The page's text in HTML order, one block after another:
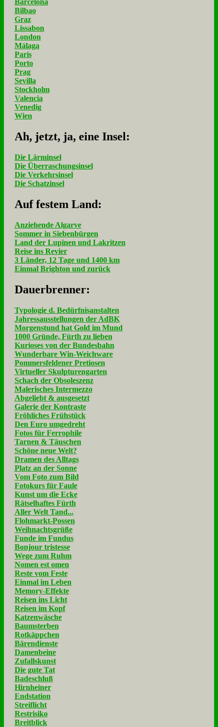
Barcelona
Bilbao
Graz
Lissabon
London
Málaga
Paris
Porto
Prag
Sevilla
Stockholm
Valencia
Venedig
Wien
Ah, jetzt, ja, ei­ne In­sel:
Die Lärminsel
Die Überraschungsinsel
Die Verkehrsinsel
Die Schatzinsel
Auf fe­stem Land:
Anziehende Algarve
Sommer in Siebenbürgen
Land der Lupinen und Lakritzen
Reise ins Revier
3 Länder, 12 Tage und 1400 km
Einmal Brighton und zurück
Dau­er­bren­ner:
Typologie d. Bedürfnisanstalten
Jahressausstellungen der AdBK
Morgenstund hat Gold im Mund
1000 Gründe, Fürth zu lieben
Kurioses von der Bundesbahn
Wunderbare Win-Weichware
Pommersfeldener Pretiosen
Virtueller Skulpturengarten
Schach der Obsoleszenz
Malerisches Intermezzo
Abgeliebt & ausgesetzt
Galerie der Kontraste
Fröhliches Frühstück
Den Euro umgedreht
Fotos für Ferrophile
Tarnen & Täuschen
Schöne neue Welt?
Dramen des Alltags
Platz an der Sonne
Vom Foto zum Bild
Fotokurs für Faule
Kunst um die Ecke
Rätselhaftes Fürth
Aller Welt Tand...
Flohmarkt-Possen
Weihnachtsgrüße
Funde im Fundus
Bonjour tristesse
Wege zum Ruhm
Nomen est omen
Reste vom Feste
Einmal im Leben
Memory-Effekte
Reisen ins Licht
Reisen im Kopf
Katzenwäsche
Baumsterben
Rotkäppchen
Bärendienste
Damenbeine
Zufallskunst
Die gute Tat
Badeschluß
Hirnheiner
Endstation
Streiflicht
Restrisiko
Breitblick